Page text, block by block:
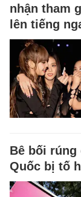
nhận tham
lên tiếng
Bê bối rúng
Quốc bị tố